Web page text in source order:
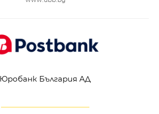
Юробанк България АД